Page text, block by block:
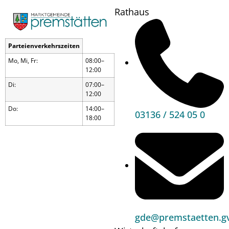
Parteienverkehrszeiten
Mo, Mi, Fr:
08:00–
12:00
Di:
07:00–
12:00
Do:
14:00–
18:00
Rathaus
03136 / 524 05 0
Radparcours für
Kinder am Sonntag,
dem 5. Oktober 2025